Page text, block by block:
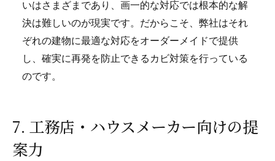
いはさまざまであり、画一的な対応では根本的な解
決は難しいのが現実です。だからこそ、弊社はそれ
ぞれの建物に最適な対応をオーダーメイドで提供
し、確実に再発を防止できるカビ対策を行っている
のです。
7. 工務店・ハウスメーカー向けの提
案力